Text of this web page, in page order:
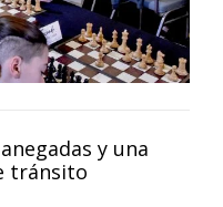
y una
tránsito